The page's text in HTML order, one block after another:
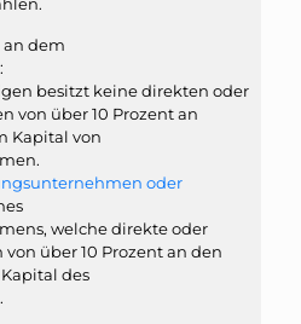
dem
besitzt keine direkten oder
von über 10 Prozent an
Kapital von
oder
welche direkte oder
über 10 Prozent an den
des